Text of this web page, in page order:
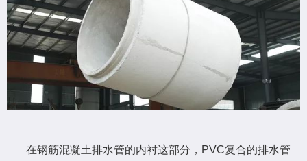
在钢筋混凝土排水管的内衬这部分，PVC复合的排水管